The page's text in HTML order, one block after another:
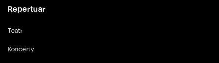
Repertuar
Teatr
Koncerty